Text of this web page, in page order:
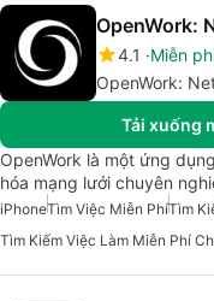
OpenWork:
4.1
Miễn
OpenWork:
Tải xuống
OpenWork là một ứng
hóa mạng lưới chuyên
iPhoneTìm Việc Miễn PhíTìm